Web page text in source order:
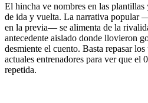
El hincha ve nombres en las
de ida y vuelta. La narrativa popular
en la previa— se alimenta de la
antecedente aislado donde llovieron
desmiente el cuento. Basta repasar
actuales entrenadores para ver que el
repetida.